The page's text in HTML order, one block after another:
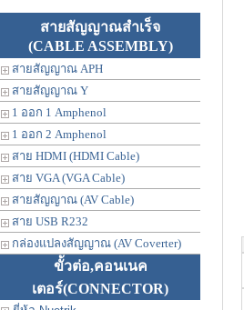
สายสัญญาณสำเร็จ
(CABLE ASSEMBLY)
สายสัญญาณ APH
สายสัญญาณ Y
1 ออก 1 Amphenol
1 ออก 2 Amphenol
สาย HDMI (HDMI Cable)
สาย VGA (VGA Cable)
สายสัญญาณ (AV Cable)
สาย USB R232
กล่องแปลงสัญญาณ (AV Coverter)
ขั้วต่อ,คอนเนค
เตอร์(CONNECTOR)